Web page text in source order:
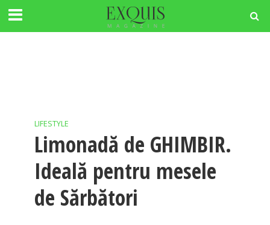
LIFESTYLE
Limonadă de GHIMBIR.
Ideală pentru mesele
de Sărbători